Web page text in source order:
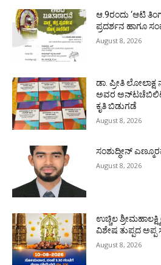
ಆ.9ರಂದು ‘ಆಟಿ
ಪ್ರದರ್ಶನ ಹಾಗೂ
August 8, 2026
ಡಾ. ಪ್ರೀತಿ
ಅವರ
ಕೃತಿ ಬಿಡುಗಡೆ
August 8, 2026
ಸಂಶುದ್ಧೀನ್
August 8, 2026
ಉಚ್ಚಿಲ
ವಿಶೇಷ ತುಪ್ಪದ ಅಪ್ಪ
August 8, 2026